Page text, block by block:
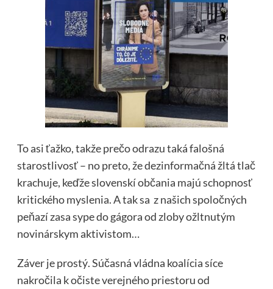
To asi ťažko, takže prečo odrazu taká falošná
starostlivosť – no preto, že dezinformačná žltá tlač
krachuje, keďže slovenskí občania majú schopnosť
kritického myslenia. A tak sa z našich spoločných
peňazí zasa sype do gágora od zloby ožltnutým
novinárskym aktivistom…
Záver je prostý. Súčasná vládna koalícia síce
nakročila k očiste verejného priestoru od